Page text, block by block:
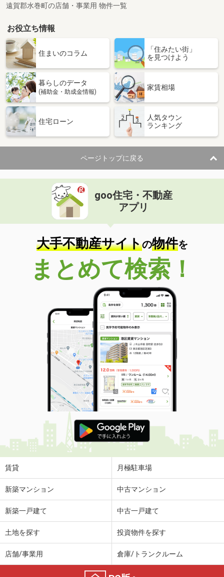
遠賀郡水巻町の店舗・事業用 物件一覧
お役立ち情報
住まいのコラム
「住みたい街」
を見つけよう
暮らしのデータ
(補助金・助成金情報)
家賃相場
住宅ローン
人気タウン
ランキング
ページトップに戻る
goo住宅・不動産
アプリ
大手不動産サイトの物件を
まとめて検索！
賃貸 月極駐車場
新築マンション 中古マンション
新築一戸建て 中古一戸建て
土地を探す 投資物件を探す
店舗/事業用 倉庫/トランクルーム